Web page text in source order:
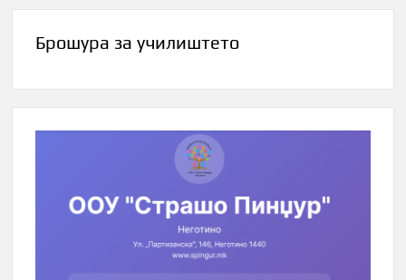
Брошура за училиштето